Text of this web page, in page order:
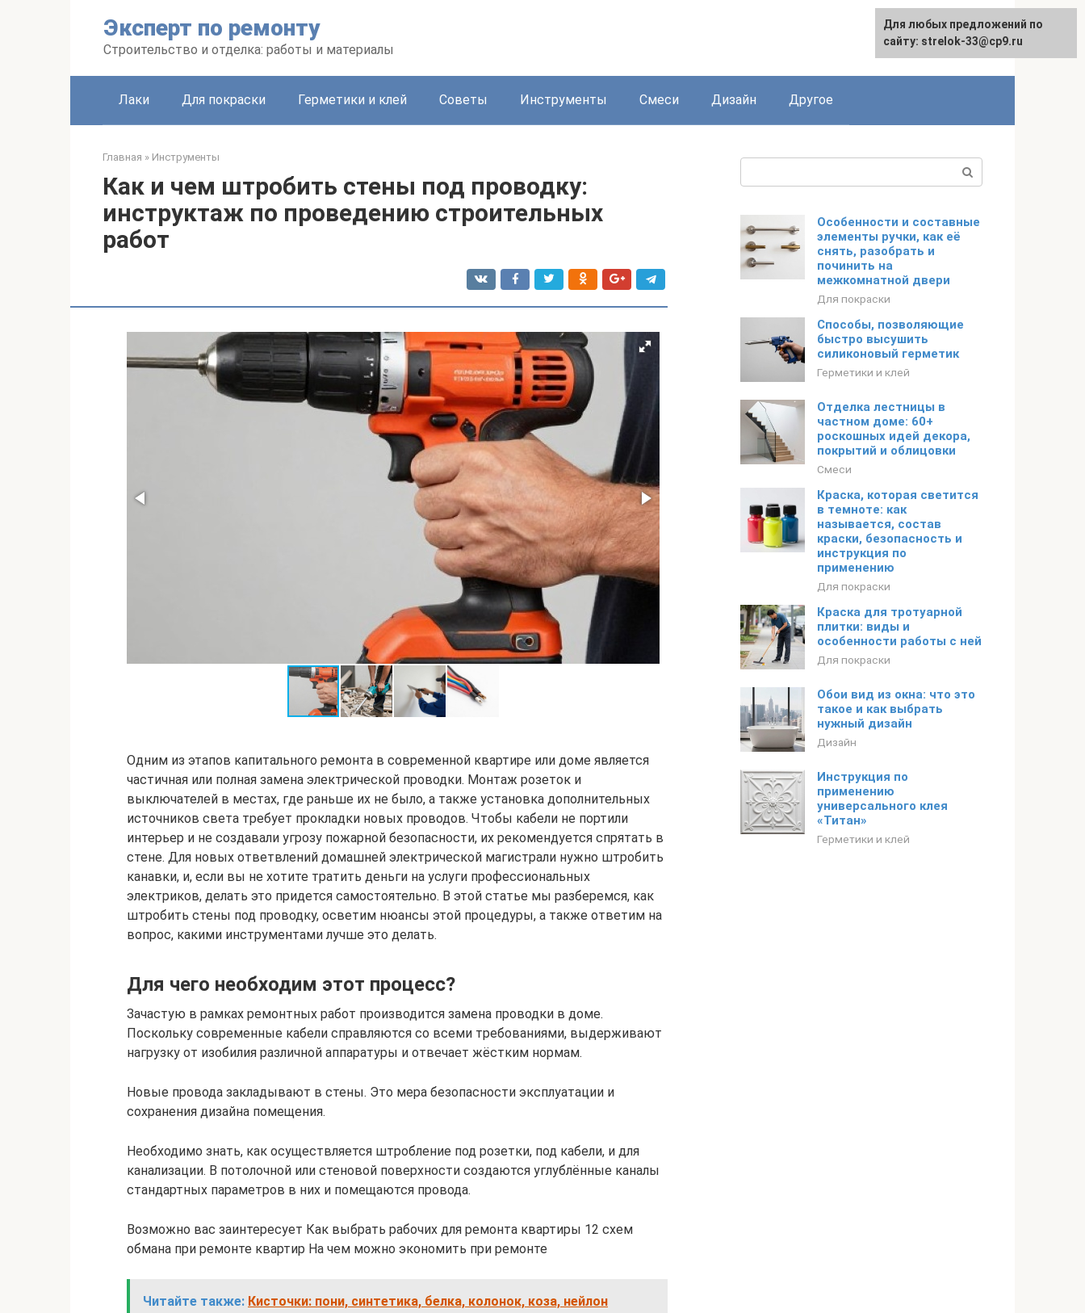
Эксперт по ремонту
Строительство и отделка: работы и материалы
Лаки Для покраски Герметики и клей Советы Инструменты Смеси Дизайн Другое
Главная » Инструменты
Как и чем штробить стены под проводку:
инструктаж по проведению строительных
работ
Одним из этапов капитального ремонта в современной квартире или доме является
частичная или полная замена электрической проводки. Монтаж розеток и
выключателей в местах, где раньше их не было, а также установка дополнительных
источников света требует прокладки новых проводов. Чтобы кабели не портили
интерьер и не создавали угрозу пожарной безопасности, их рекомендуется спрятать в
стене. Для новых ответвлений домашней электрической магистрали нужно штробить
канавки, и, если вы не хотите тратить деньги на услуги профессиональных
электриков, делать это придется самостоятельно. В этой статье мы разберемся, как
штробить стены под проводку, осветим нюансы этой процедуры, а также ответим на
вопрос, какими инструментами лучше это делать.
Для чего необходим этот процесс?
Зачастую в рамках ремонтных работ производится замена проводки в доме.
Поскольку современные кабели справляются со всеми требованиями, выдерживают
нагрузку от изобилия различной аппаратуры и отвечает жёстким нормам.
Новые провода закладывают в стены. Это мера безопасности эксплуатации и
сохранения дизайна помещения.
Необходимо знать, как осуществляется штробление под розетки, под кабели, и для
канализации. В потолочной или стеновой поверхности создаются углублённые каналы
стандартных параметров в них и помещаются провода.
Возможно вас заинтересует Как выбрать рабочих для ремонта квартиры 12 схем
обмана при ремонте квартир На чем можно экономить при ремонте
Читайте также: Кисточки: пони, синтетика, белка, колонок, коза, нейлон
Особенности и составные
элементы ручки, как её
снять, разобрать и
починить на
межкомнатной двери
Для покраски
Способы, позволяющие
быстро высушить
силиконовый герметик
Герметики и клей
Отделка лестницы в
частном доме: 60+
роскошных идей декора,
покрытий и облицовки
Смеси
Краска, которая светится
в темноте: как
называется, состав
краски, безопасность и
инструкция по
применению
Для покраски
Краска для тротуарной
плитки: виды и
особенности работы с ней
Для покраски
Обои вид из окна: что это
такое и как выбрать
нужный дизайн
Дизайн
Инструкция по
применению
универсального клея
«Титан»
Герметики и клей
Для любых предложений по
сайту: strelok-33@cp9.ru
Для любых предложений по
сайту: strelok-33@cp9.ru